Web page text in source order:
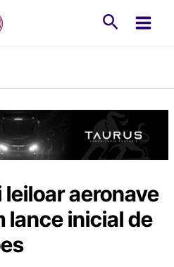
leiloar aeronave
lance inicial de